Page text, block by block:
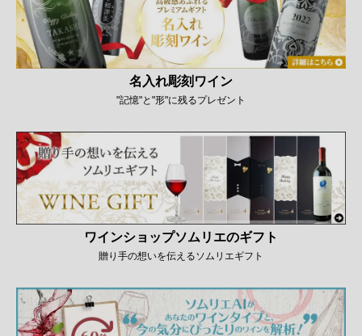
名入れ彫刻ワイン
"記憶"と"形"に残るプレゼント
ワインショップソムリエのギフト
贈り手の想いを伝えるソムリエギフト